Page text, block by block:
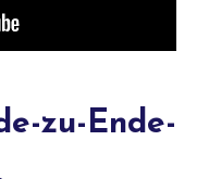
zu-Ende-